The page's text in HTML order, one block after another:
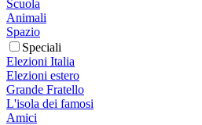
Scuola
Animali
Spazio
Speciali
Elezioni Italia
Elezioni estero
Grande Fratello
L'isola dei famosi
Amici